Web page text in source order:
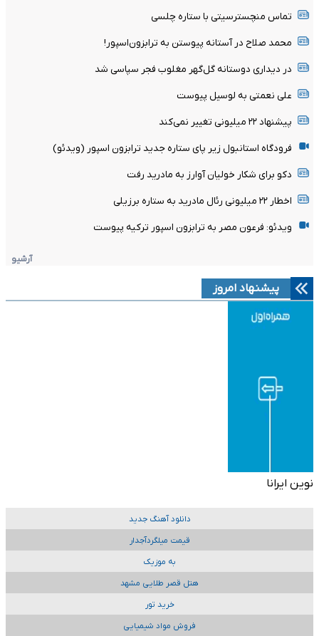
تماس منچسترسیتی با ستاره چلسی
محمد صلاح در آستانه پیوستن به ترابزون‌اسپور!
در دیداری دوستانه گل‌گهر مغلوب فجر سپاسی شد
علی نعمتی به لوسیل پیوست
پیشنهاد ۲۲ میلیونی تغییر نمی‌کند
فرودگاه استانبول زیر پای ستاره جدید ترابزون اسپور (ویدئو)
دکو برای شکار خولیان آوارز به مادرید رفت
اخطار ۲۲ میلیونی رئال مادرید به ستاره برزیلی
ویدئو: فرعون مصر به ترابزون اسپور ترکیه پیوست
آرشیو
پیشنهاد امروز
نوین ایرانا
دانلود آهنگ جدید
قیمت میلگردآجدار
به موزیک
هتل قصر طلایی مشهد
خرید تور
فروش مواد شیمیایی